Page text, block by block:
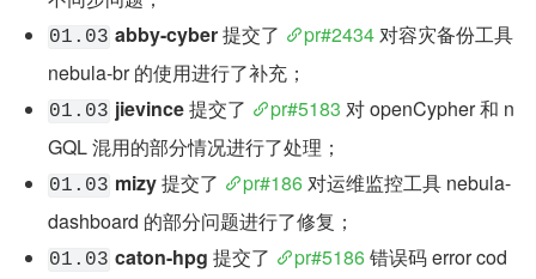
01.03 abby-cyber 提交了 pr#2434 对容灾备份工具
nebula-br 的使用进行了补充；
01.03 jievince 提交了 pr#5183 对 openCypher 和 n
GQL 混用的部分情况进行了处理；
01.03 mizy 提交了 pr#186 对运维监控工具 nebula-
dashboard 的部分问题进行了修复；
01.03 caton-hpg 提交了 pr#5186 错误码 error cod